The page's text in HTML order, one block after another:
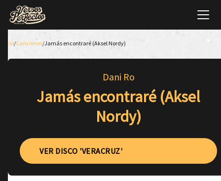
Inicio/Canciones/Jamás encontraré (Aksel Nordy)
Dani Ro
Jamás encontraré (Aksel
Nordy)
VER DISCO 'VERACRUZ'